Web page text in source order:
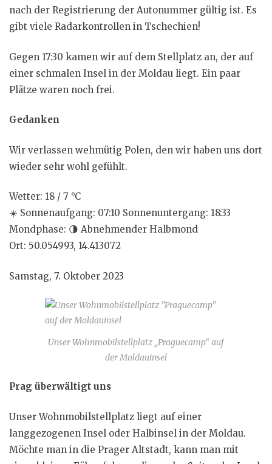
nach der Registrierung der Autonummer gültig ist. Es
gibt viele Radarkontrollen in Tschechien!
Gegen 17:30 kamen wir auf dem Stellplatz an, der auf
einer schmalen Insel in der Moldau liegt. Ein paar
Plätze waren noch frei.
Gedanken
Wir verlassen wehmütig Polen, den wir haben uns dort
wieder sehr wohl gefühlt.
Wetter: 18 / 7 °C
☀️ Sonnenaufgang: 07:10 Sonnenuntergang: 18:33
Mondphase: 🌗 Abnehmender Halbmond
Ort: 50.054993, 14.413072
Samstag, 7. Oktober 2023
Unser Wohnmobilstellplatz „Praguecamp“ auf
der Moldauinsel
Prag überwältigt uns
Unser Wohnmobilstellplatz liegt auf einer
langgezogenen Insel oder Halbinsel in der Moldau.
Möchte man in die Prager Altstadt, kann man mit